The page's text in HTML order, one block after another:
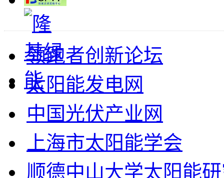
领跑者创新论坛
太阳能发电网
中国光伏产业网
上海市太阳能学会
顺德中山大学太阳能